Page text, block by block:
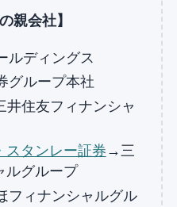
親会社】
ルディングス
グループ本社
井住友フィナンシャ
スタンレー証券 →三
ルグループ
フィナンシャルグル